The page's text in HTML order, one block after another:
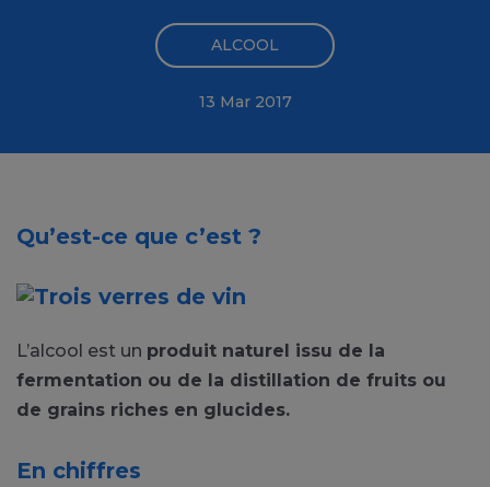
ALCOOL
13 Mar 2017
Qu’est-ce que c’est ?
L’alcool est un produit naturel issu de la
fermentation ou de la distillation de fruits ou
de grains riches en glucides.
En chiffres